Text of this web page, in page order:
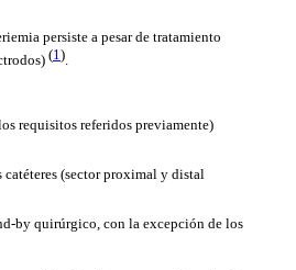
persiste a pesar de tratamiento
(1).
requisitos referidos previamente)
(sector proximal y distal
by quirúrgico, con la excepción de los